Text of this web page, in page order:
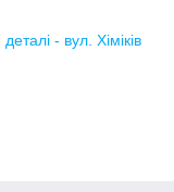
- вул. Хіміків